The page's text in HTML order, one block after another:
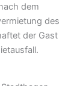
dem
des
der Gast